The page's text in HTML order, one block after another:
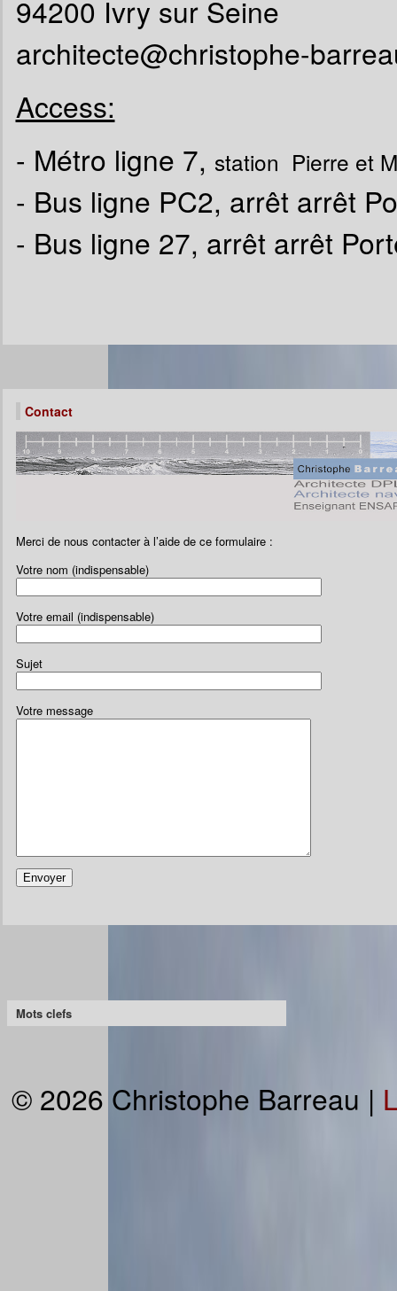
94200 Ivry sur Seine
architecte@christophe-
Access:
- Métro ligne 7, station Pierre et
- Bus ligne PC2, arrêt arrêt
- Bus ligne 27, arrêt arrêt
Contact
Merci de nous contacter à l’aide de ce formulaire :
Votre nom (indispensable)
Votre email (indispensable)
Sujet
Votre message
Mots clefs
© 2026 Christophe Barreau |